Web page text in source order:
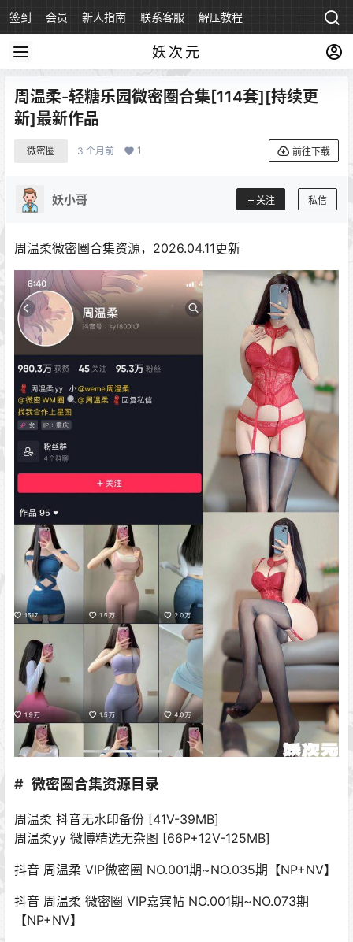
签到 会员 新人指南 联系客服 解压教程
妖次元
周温柔-轻糖乐园微密圈合集[114套][持续更
新]最新作品
微密圈 3 个月前 1 前往下载
妖小哥 关注 私信
周温柔微密圈合集资源，2026.04.11更新
微密圈合集资源目录
周温柔 抖音无水印备份 [41V-39MB]
周温柔yy 微博精选无杂图 [66P+12V-125MB]
抖音 周温柔 VIP微密圈 NO.001期~NO.035期【NP+NV】
抖音 周温柔 微密圈 VIP嘉宾帖 NO.001期~NO.073期
【NP+NV】